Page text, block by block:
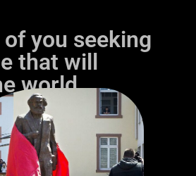
you seeking
that will
world